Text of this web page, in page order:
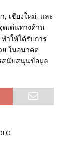
, เชียงใหม่, และ
ดเด่นทางด้าน
ำให้ได้รับการ
ย ในอนาคต
สนับสนุนข้อมูล